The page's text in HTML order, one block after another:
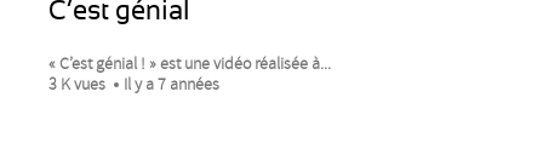
C’est génial
« C’est génial ! » est une vidéo réalisée à...
3 K vues
Il y a 7 années